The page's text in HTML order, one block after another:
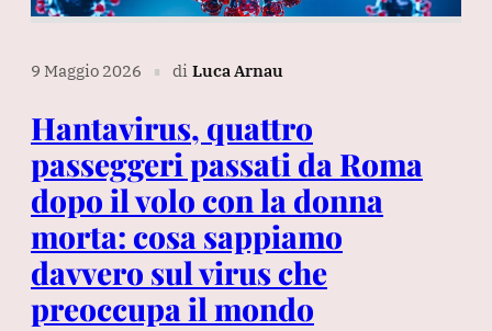
9 Maggio 2026 ∎ di Luca Arnau
Hantavirus, quattro
passeggeri passati da Roma
dopo il volo con la donna
morta: cosa sappiamo
davvero sul virus che
preoccupa il mondo